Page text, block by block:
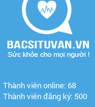
Thành viên online: 68
Thành viên đăng ký: 500